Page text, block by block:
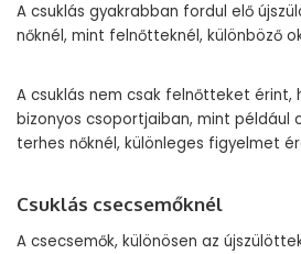
A csuklás gyakrabban fordul elő
nőknél, mint felnőtteknél, különböző
A csuklás nem csak felnőtteket érint,
bizonyos csoportjaiban, mint például
terhes nőknél, különleges figyelmet
Csuklás csecsemőknél
A csecsemők, különösen az